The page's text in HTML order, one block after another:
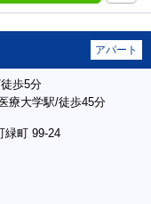
アパート
歩5分
療大学駅/徒歩45分
緑町 99-24